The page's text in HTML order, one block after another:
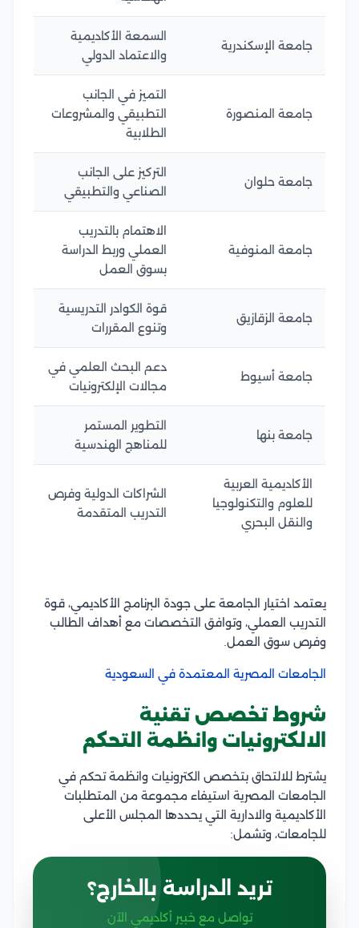
جامعة الإسكندرية
السمعة الأكاديمية
والاعتماد الدولي
جامعة المنصورة
التميز في الجانب
التطبيقي والمشروعات
الطلابية
جامعة حلوان
التركيز على الجانب
الصناعي والتطبيقي
جامعة المنوفية
الاهتمام بالتدريب
العملي وربط الدراسة
بسوق العمل
جامعة الزقازيق
قوة الكوادر التدريسية
وتنوع المقررات
جامعة أسيوط
دعم البحث العلمي في
مجالات الإلكترونيات
جامعة بنها
التطوير المستمر
للمناهج الهندسية
الأكاديمية العربية
للعلوم والتكنولوجيا
والنقل البحري
الشراكات الدولية وفرص
التدريب المتقدمة
يعتمد اختيار الجامعة على جودة البرنامج الأكاديمي، قوة
التدريب العملي، وتوافق التخصصات مع أهداف الطالب
وفرص سوق العمل.
الجامعات المصرية المعتمدة في السعودية
شروط تخصص تقنية
الالكترونيات وانظمة التحكم
يشترط للالتحاق بتخصص الكترونيات وانظمة تحكم في
الجامعات المصرية استيفاء مجموعة من المتطلبات
الأكاديمية والادارية التي يحددها المجلس الأعلى
للجامعات، وتشمل:
تريد الدراسة بالخارج؟
تواصل مع خبير أكاديمي الآن